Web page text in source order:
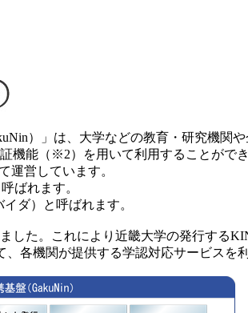
）」は、大学などの教育・研究機関
機能（※2）を用いて利用することができ
運営しています。
ばれます。
ダ）と呼ばれます。
した。これにより近畿大学の発行する
各機関が提供する学認対応サービスを